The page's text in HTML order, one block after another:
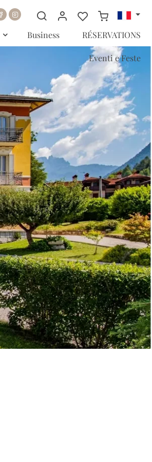
Business RÉSERVATIONS
Eventi e Feste